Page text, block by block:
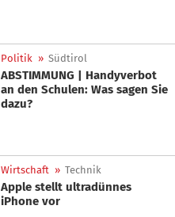
Politik » Südtirol
ABSTIMMUNG | Handyverbot
an den Schulen: Was sagen Sie
dazu?
Wirtschaft » Technik
Apple stellt ultradünnes
iPhone vor